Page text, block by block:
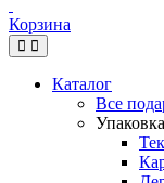
Корзина
Каталог
Все
Упаковка